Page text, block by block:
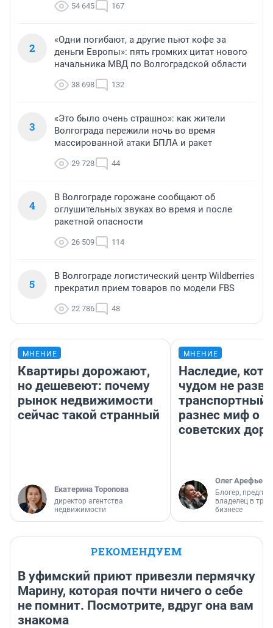
54 645 167
2
«Одни погибают, а другие пьют кофе за
деньги Европы»: пять громких цитат нового
начальника МВД по Волгоградской области
38 698 132
3
«Это было очень страшно»: как жители
Волгограда пережили ночь во время
массированной атаки БПЛА и ракет
29 728 44
4
В Волгограде горожане сообщают об
оглушительных звуках во время и после
ракетной опасности
26 509 114
5
В Волгограде логистический центр Wildberries
прекратил прием товаров по модели FBS
22 786 48
МНЕНИЕ
Квартиры дорожают,
но дешевеют: почему
рынок недвижимости
сейчас такой странный
Екатерина Торопова
директор агентства
недвижимости
МНЕНИЕ
Наследие,
чудом не
транспортный
разнес миф о
советских
Олег Арефьев
Блогер,
владелец в
бизнесе
РЕКОМЕНДУЕМ
В уфимский приют привезли пермячку
Марину, которая почти ничего о себе
не помнит. Посмотрите, вдруг она вам
знакома